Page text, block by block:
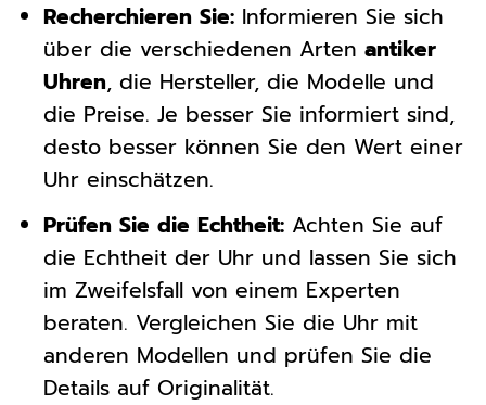
Recherchieren Sie:Informieren Sie sich
über die verschiedenen Arten antiker
Uhren, die Hersteller, die Modelle und
die Preise. Je besser Sie informiert sind,
desto besser können Sie den Wert einer
Uhr einschätzen.
Prüfen Sie die Echtheit:Achten Sie auf
die Echtheit der Uhr und lassen Sie sich
im Zweifelsfall von einem Experten
beraten. Vergleichen Sie die Uhr mit
anderen Modellen und prüfen Sie die
Details auf Originalität.